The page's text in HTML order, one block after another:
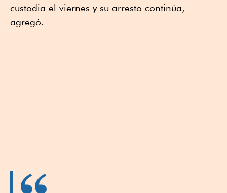
custodia el viernes y su arresto continúa,
agregó.